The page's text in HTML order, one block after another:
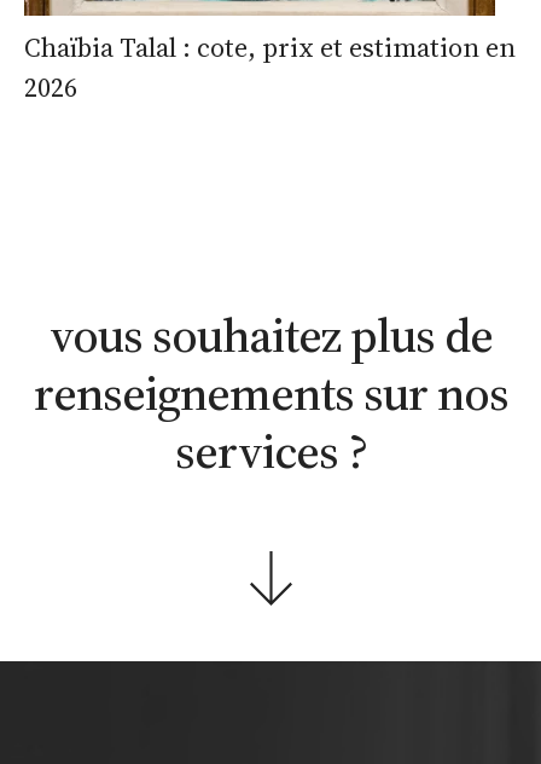
Chaïbia Talal : cote, prix et estimation en
2026
vous souhaitez plus de
renseignements sur nos
services ?